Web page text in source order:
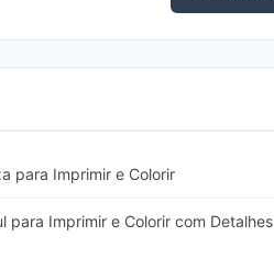
para Imprimir e Colorir
para Imprimir e Colorir com Detalhes